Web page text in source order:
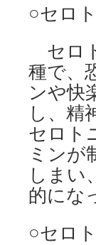
○セロ
セロ
種で、
ンや快
し、精
セロト
ミンが
しまい
的にな
○セロ